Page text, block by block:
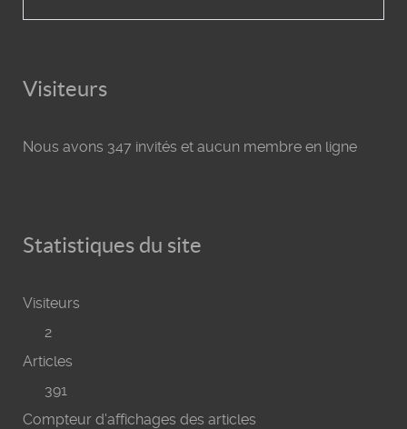
Visiteurs
Nous avons 347 invités et aucun membre en ligne
Statistiques du site
Visiteurs
2
Articles
391
Compteur d'affichages des articles